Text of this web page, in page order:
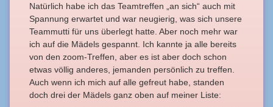
Natürlich habe ich das Teamtreffen „an sich“ auch mit
Spannung erwartet und war neugierig, was sich unsere
Teammutti für uns überlegt hatte. Aber noch mehr war
ich auf die Mädels gespannt. Ich kannte ja alle bereits
von den zoom-Treffen, aber es ist aber doch schon
etwas völlig anderes, jemanden persönlich zu treffen.
Auch wenn ich mich auf alle gefreut habe, standen
doch drei der Mädels ganz oben auf meiner Liste: